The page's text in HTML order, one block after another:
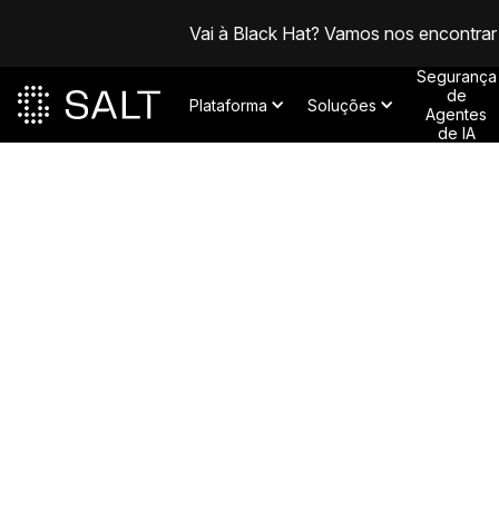
Vai à Black Hat? Vamos nos encontrar
Plataforma Soluções
Segurança
de
Agentes
de IA